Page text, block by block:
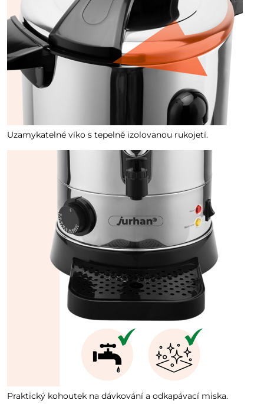
Uzamykatelné víko s tepelně izolovanou rukojetí.
Praktický kohoutek na dávkování a odkapávací miska.